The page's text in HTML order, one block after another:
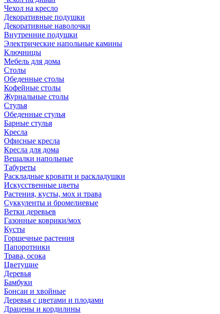
Чехол на кресло
Декоративные подушки
Декоративные наволочки
Внутренние подушки
Электрические напольные камины
Ключницы
Мебель для дома
Столы
Обеденные столы
Кофейные столы
Журнальные столы
Стулья
Обеденные стулья
Барные стулья
Кресла
Офисные кресла
Кресла для дома
Вешалки напольные
Табуреты
Раскладные кровати и раскладушки
Искусственные цветы
Растения, кусты, мох и трава
Суккуленты и бромелиевые
Ветки деревьев
Газонные коврики/мох
Кусты
Горшечные растения
Папоротники
Трава, осока
Цветущие
Деревья
Бамбуки
Бонсаи и хвойные
Деревья с цветами и плодами
Драцены и кордилины